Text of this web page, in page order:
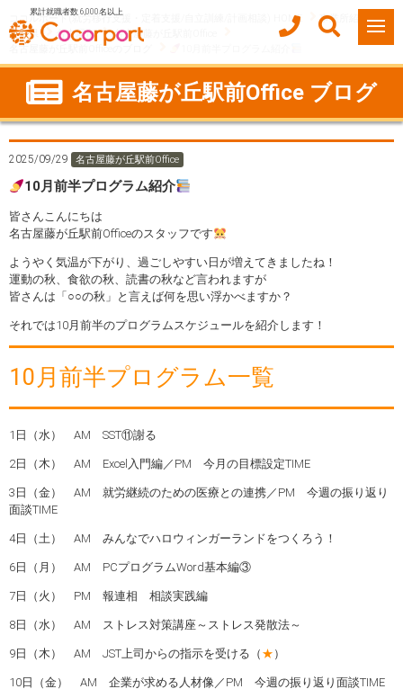
累計就職者数 6,000名以上
ココルポート(就労移行支援・定着支援/自立訓練/計画相談) HOME
事業所紹介
愛知県
名古屋市
名古屋藤が丘駅前Office
名古屋藤が丘駅前Officeのブログ
名古屋藤が丘駅前Office ブログ
2025/09/29 名古屋藤が丘駅前Office
10月前半プログラム紹介
皆さんこんにちは
名古屋藤が丘駅前Officeのスタッフです
ようやく気温が下がり、過ごしやすい日が増えてきましたね！
運動の秋、食欲の秋、読書の秋など言われますが
皆さんは「○○の秋」と言えば何を思い浮かべますか？
それでは10月前半のプログラムスケジュールを紹介します！
10月前半プログラム一覧
1日（水） AM SST⑪謝る
2日（木） AM Excel入門編／PM 今月の目標設定TIME
3日（金） AM 就労継続のための医療との連携／PM 今週の振り返り
面談TIME
4日（土） AM みんなでハロウィンガーランドをつくろう！
6日（月） AM PCプログラムWord基本編③
7日（火） PM 報連相 相談実践編
8日（水） AM ストレス対策講座～ストレス発散法～
9日（木） AM JST上司からの指示を受ける（ ★ ）
10日（金） AM 企業が求める人材像／PM 今週の振り返り面談TIME